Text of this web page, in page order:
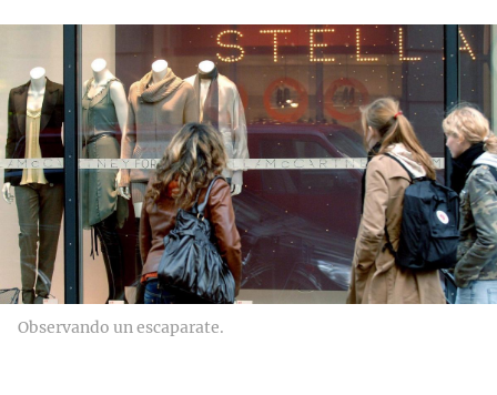
Observando un escaparate.